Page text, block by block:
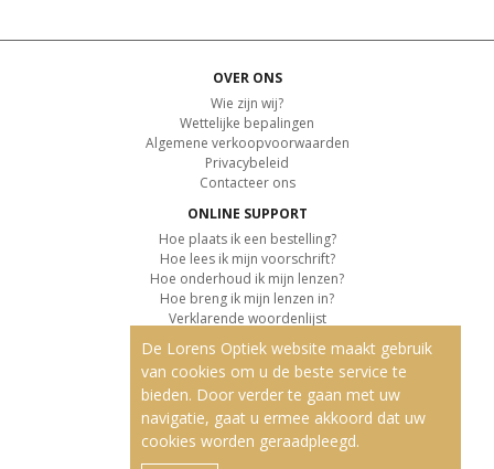
OVER ONS
Wie zijn wij?
Wettelijke bepalingen
Algemene verkoopvoorwaarden
Privacybeleid
Contacteer ons
ONLINE SUPPORT
Hoe plaats ik een bestelling?
Hoe lees ik mijn voorschrift?
Hoe onderhoud ik mijn lenzen?
Hoe breng ik mijn lenzen in?
Verklarende woordenlijst
KLANTENSERVICE
Informatie over de levering
Informatie over de betaling
Retourvoorwaarden
ONZE PRODUCTEN
De Lorens Optiek website maakt gebruik
van cookies om u de beste service te
bieden. Door verder te gaan met uw
navigatie, gaat u ermee akkoord dat uw
cookies worden geraadpleegd.